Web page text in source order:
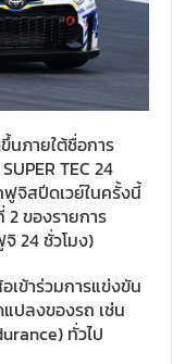
นภายใต้ชื่อการ
TEC 24
ฟูจิสปีดเวย์ในครั้งนี้
ของรายการ
24 ชั่วโมง)
เข้าร่วมการแข่งขัน
ปลงของรถ เช่น
ทั่วไป